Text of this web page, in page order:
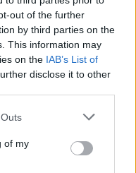
out of the further
by third parties on the
This information may
on the IAB’s List of
disclose it to other
of my2950 Articles
spécialisée en santé et